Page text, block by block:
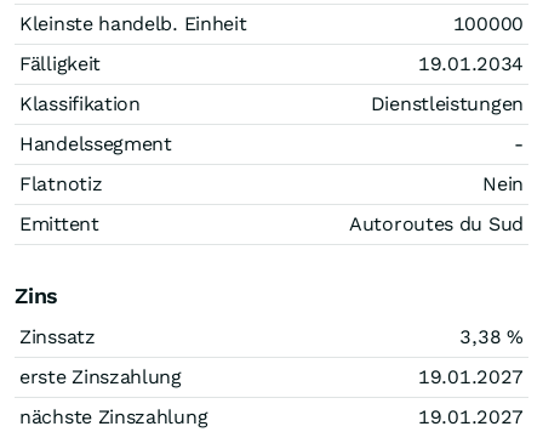
Kleinste handelb. Einheit
100000
Fälligkeit
19.01.2034
Klassifikation
Dienstleistungen
Handelssegment
-
Flatnotiz
Nein
Emittent
Autoroutes du Sud
Zins
Zinssatz 3,38 %
erste Zinszahlung
19.01.2027
nächste Zinszahlung
19.01.2027